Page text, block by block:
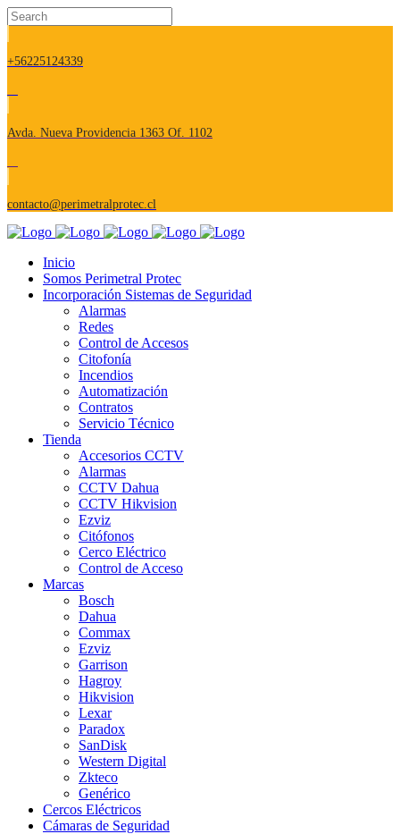
+56225124339
Avda. Nueva Providencia 1363 Of. 1102
contacto@perimetralprotec.cl
Inicio
Somos Perimetral Protec
Incorporación Sistemas de Seguridad
Alarmas
Redes
Control de Accesos
Citofonía
Incendios
Automatización
Contratos
Servicio Técnico
Tienda
Accesorios CCTV
Alarmas
CCTV Dahua
CCTV Hikvision
Ezviz
Citófonos
Cerco Eléctrico
Control de Acceso
Marcas
Bosch
Dahua
Commax
Ezviz
Garrison
Hagroy
Hikvision
Lexar
Paradox
SanDisk
Western Digital
Zkteco
Genérico
Cercos Eléctricos
Cámaras de Seguridad